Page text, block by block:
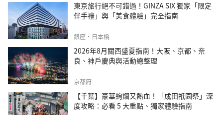
東京旅行絕不可錯過！GINZA SIX 獨家「限定
伴手禮」與「美食體驗」完全指南
銀座・日本橋
2026年8月關西盛夏指南！大阪、京都、奈
良、神戶慶典與活動總整理
京都府
【千葉】豪華絢爛又熱血！「成田祇園祭」深
度攻略：必看 5 大重點、獨家體驗指南